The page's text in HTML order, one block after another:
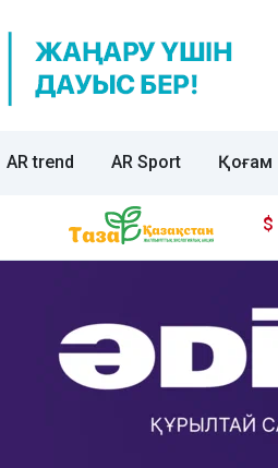
AR trend AR Sport Қоғам
$